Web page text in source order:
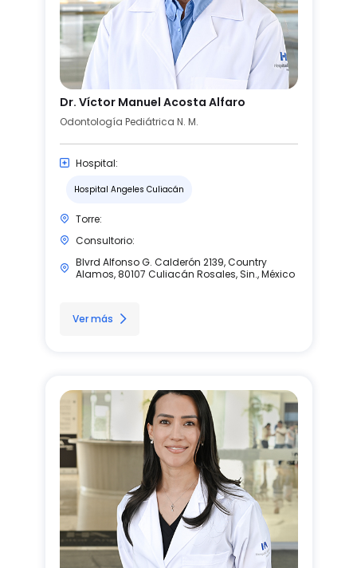
Dr. Víctor Manuel Acosta Alfaro
Odontología Pediátrica N. M.
Hospital:
Hospital Angeles Culiacán
Torre:
Consultorio:
Blvrd Alfonso G. Calderón 2139, Country
Alamos, 80107 Culiacán Rosales, Sin., México
Ver más